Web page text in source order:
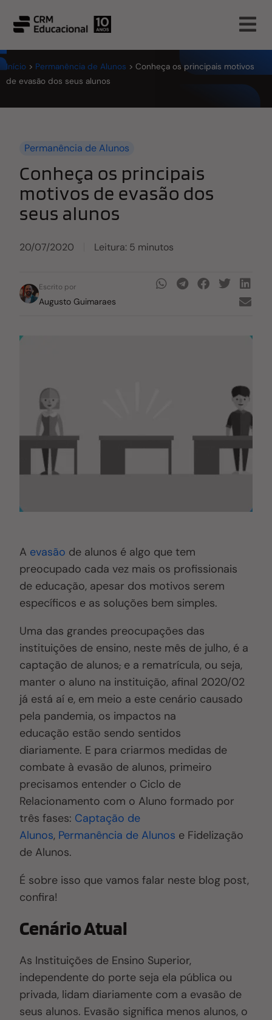
Início > Permanência de Alunos > Conheça os principais motivos
de evasão dos seus alunos
Permanência de Alunos
Conheça os principais
motivos de evasão dos
seus alunos
20/07/2020 Leitura: 5 minutos
Escrito por
Augusto Guimaraes
A evasão de alunos é algo que tem
preocupado cada vez mais os profissionais
de educação, apesar dos motivos serem
específicos e as soluções bem simples.
Uma das grandes preocupações das
instituições de ensino, neste mês de julho, é a
captação de alunos,e a rematrícula, ou seja,
manter o aluno na instituição, afinal 2020/02
já está aí e, em meio a este cenário causado
pela pandemia, os impactos na
educação estão sendo sentidos
diariamente. E para criarmos medidas de
combate à evasão de alunos, primeiro
precisamos entender o Ciclo de
Relacionamento com o Aluno formado por
três fases: Captação de
Alunos, Permanência de Alunos e Fidelização
de Alunos.
É sobre isso que vamos falar neste blog post,
confira!
Cenário Atual
As Instituições de Ensino Superior,
independente do porte seja ela pública ou
privada, lidam diariamente com a evasão de
seus alunos. Evasão significa menos alunos, o